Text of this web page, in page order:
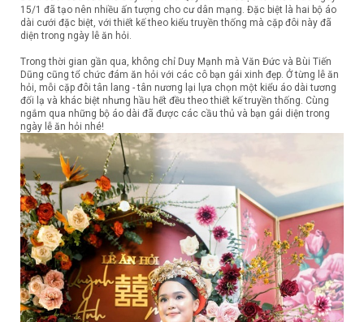
15/1 đã tạo nên nhiều ấn tượng cho cư dân mạng. Đặc biệt là hai bộ áo
dài cưới đặc biệt, với thiết kế theo kiểu truyền thống mà cặp đôi này đã
diện trong ngày lễ ăn hỏi.
Trong thời gian gần qua, không chỉ Duy Mạnh mà Văn Đức và Bùi Tiến
Dũng cũng tổ chức đám ăn hỏi với các cô bạn gái xinh đẹp. Ở từng lễ ăn
hỏi, mỗi cặp đôi tân lang - tân nương lại lựa chọn một kiểu áo dài tương
đối lạ và khác biệt nhưng hầu hết đều theo thiết kế truyền thống. Cùng
ngắm qua những bộ áo dài đã được các cầu thủ và bạn gái diện trong
ngày lễ ăn hỏi nhé!